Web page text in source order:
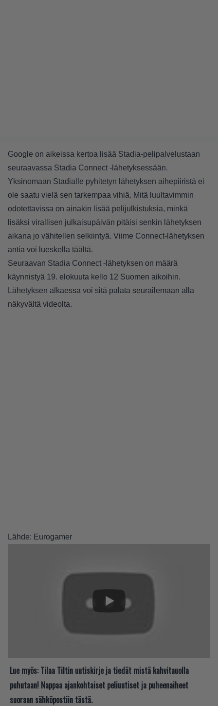
Google on aikeissa kertoa lisää Stadia-pelipalvelustaan
seuraavassa Stadia Connect -lähetyksessään.
Yksinomaan Stadialle pyhitetyn lähetyksen aihepiiristä ei
ole saatu vielä sen tarkempaa vihiä. Mitä luultavimmin
odotettavissa on ainakin lisää pelijulkistuksia, minkä
lisäksi virallisen julkaisupäivän pitäisi senkin lähetyksen
aikana jo vähitellen selkiintyä. Viime Connect-lähetyksen
antia voi lueskella täältä.
Seuraavan Stadia Connect -lähetyksen on määrä
käynnistyä 19. elokuuta kello 12 Suomen aikoihin.
Lähetyksen alkaessa voi sitä palata seurailemaan alla
näkyvältä videolta.
Lähde: Eurogamer
Lue myös: Tilaa Tiltin uutiskirje ja tiedät mistä kahvitauolla
puhutaan! Nappaa ajankohtaiset peliuutiset ja puheenaiheet
suoraan sähköpostiin tästä.